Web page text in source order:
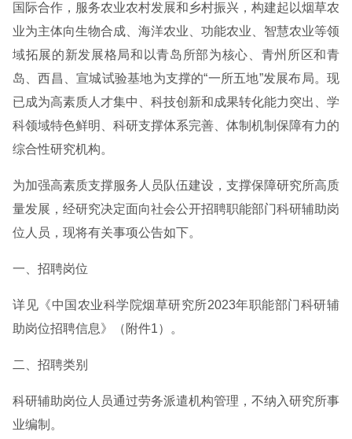
国际合作，服务农业农村发展和乡村振兴，构建起以烟草农
业为主体向生物合成、海洋农业、功能农业、智慧农业等领
域拓展的新发展格局和以青岛所部为核心、青州所区和青
岛、西昌、宣城试验基地为支撑的“一所五地”发展布局。现
已成为高素质人才集中、科技创新和成果转化能力突出、学
科领域特色鲜明、科研支撑体系完善、体制机制保障有力的
综合性研究机构。
为加强高素质支撑服务人员队伍建设，支撑保障研究所高质
量发展，经研究决定面向社会公开招聘职能部门科研辅助岗
位人员，现将有关事项公告如下。
一、招聘岗位
详见《中国农业科学院烟草研究所2023年职能部门科研辅
助岗位招聘信息》（附件1）。
二、招聘类别
科研辅助岗位人员通过劳务派遣机构管理，不纳入研究所事
业编制。